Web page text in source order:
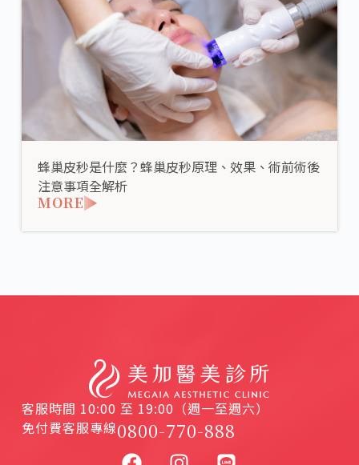
蜂巢皮秒是什麼？蜂巢皮秒原理、效果、術前術後
注意事項全解析
MORE
客服時間 10:00 至 19:00（週一至週六）
免付費客服專線0800-770-888